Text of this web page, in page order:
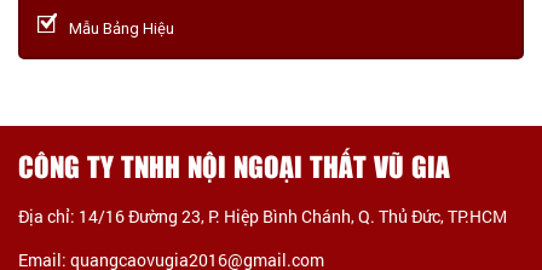
Mẫu Bảng Hiệu
CÔNG TY TNHH NỘI NGOẠI THẤT VŨ GIA
Địa chỉ: 14/16 Đường 23, P. Hiệp Bình Chánh, Q. Thủ Đức, TP.HCM
Email: quangcaovugia2016@gmail.com